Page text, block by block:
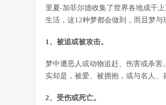
里夏-加菲尔德收集了世界各地成千
生活，这12种梦都会做到，而且梦与
1、被追或被攻击。
梦中遭恶人或动物追赶、伤害或杀
实却是，被爱、被拥抱，或与名人、
2、受伤或死亡。